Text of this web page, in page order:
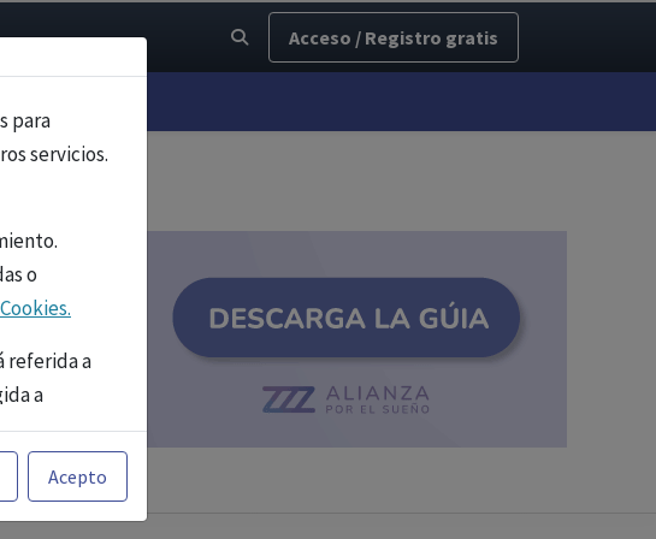
Acceso / Registro gratis
para
servicios.
o
referida a
a
se facilita
de
Acepto